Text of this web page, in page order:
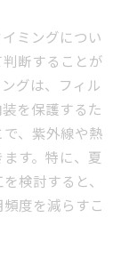
ミングについ
断することが
グは、フィル
を保護するた
、紫外線や熱
す。特に、夏
検討すると、
度を減らすこ